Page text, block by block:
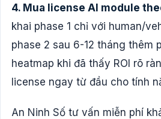
4. Mua license AI module
khai phase 1 chỉ với human/
phase 2 sau 6-12 tháng thêm
heatmap khi đã thấy ROI rõ
license ngay từ đầu cho tính
An Ninh Số tư vấn miễn phí